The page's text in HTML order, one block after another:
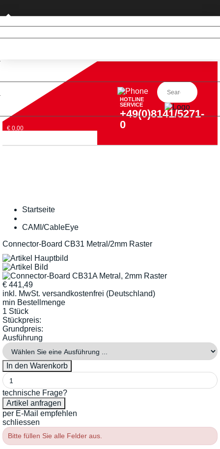
Privatkunde (nur DE)
€ 0,00
HOTLINE
SERVICE
+49(0)8141/5271-
0
Startseite
CAMI/CableEye
Connector-Board CB31 Metral/2mm Raster
€ 441,49
inkl. MwSt. versandkostenfrei (Deutschland)
min Bestellmenge
1 Stück
Stückpreis:
Grundpreis:
Ausführung
technische Frage?
per E-Mail empfehlen
schliessen
Bitte füllen Sie alle Felder aus.